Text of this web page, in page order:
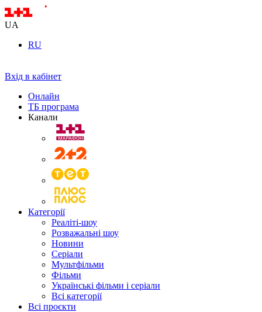
UA
RU
Вхід в кабінет
Онлайн
ТБ програма
Канали
Категорії
Реаліті-шоу
Розважальні шоу
Новини
Серіали
Мультфільми
Фільми
Українські фільми і серіали
Всі категорії
Всі проєкти